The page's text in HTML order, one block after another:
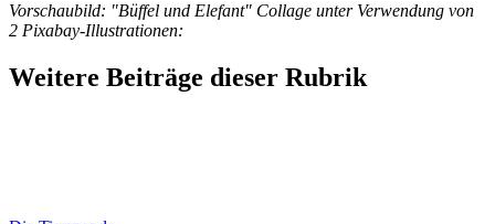
Vorschaubild: "Büffel und Elefant" Collage unter Verwendung von
2 Pixabay-Illustrationen:
Weitere Beiträge dieser Rubrik